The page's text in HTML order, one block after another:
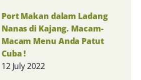
Port Makan dalam Ladang
Nanas di Kajang. Macam-
Macam Menu Anda Patut
Cuba !
12 July 2022